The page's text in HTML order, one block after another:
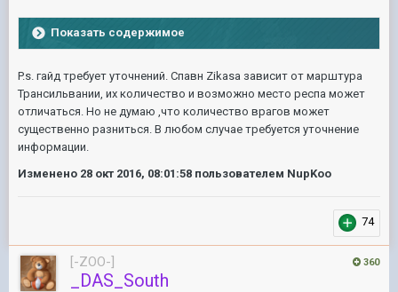
Показать содержимое
P.s. гайд требует уточнений. Спавн Zikasa зависит от марштура
Трансильвании, их количество и возможно место респа может
отличаться. Но не думаю ,что количество врагов может
существенно разниться. В любом случае требуется уточнение
информации.
Изменено 28 окт 2016, 08:01:58 пользователем NupKoo
74
360
[-ZOO-]
_DAS_South